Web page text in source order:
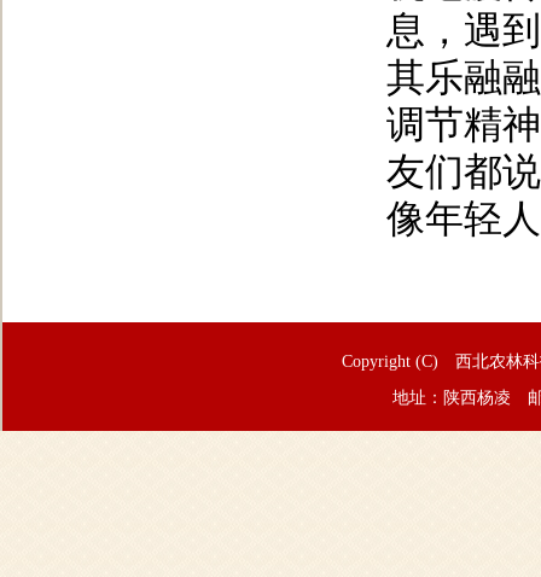
息，遇
其乐融
调节精
友们都
像年轻
Copyright (C) 西北农林
地址：陕西杨凌